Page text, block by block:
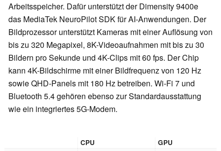
Arbeitsspeicher. Dafür unterstützt der Dimensity 9400e
das MediaTek NeuroPilot SDK für AI-Anwendungen. Der
Bildprozessor unterstützt Kameras mit einer Auflösung von
bis zu 320 Megapixel, 8K-Videoaufnahmen mit bis zu 30
Bildern pro Sekunde und 4K-Clips mit 60 fps. Der Chip
kann 4K-Bildschirme mit einer Bildfrequenz von 120 Hz
sowie QHD-Panels mit 180 Hz betreiben. Wi-Fi 7 und
Bluetooth 5.4 gehören ebenso zur Standardausstattung
wie ein integriertes 5G-Modem.
CPU
GPU